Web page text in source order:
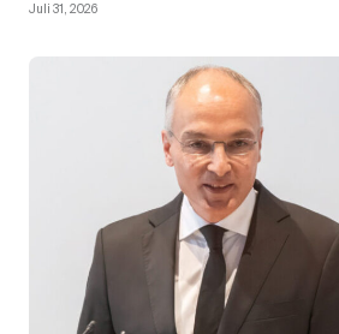
Juli 31, 2026